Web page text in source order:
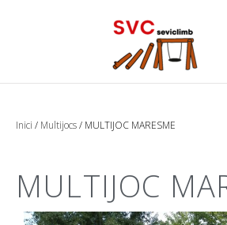
Inici / Multijocs/ MULTIJOC MARESME
MULTIJOC